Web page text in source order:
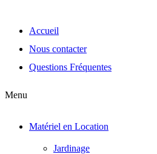
Accueil
Nous contacter
Questions Fréquentes
Menu
Matériel en Location
Jardinage